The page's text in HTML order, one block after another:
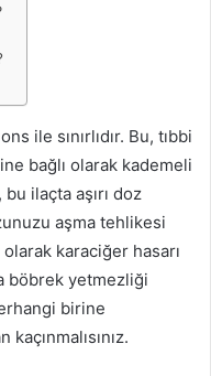
ile sınırlıdır. Bu, tıbbi
bağlı olarak kademeli
ilaçta aşırı doz
aşma tehlikesi
olarak karaciğer hasarı
böbrek yetmezliği
birine